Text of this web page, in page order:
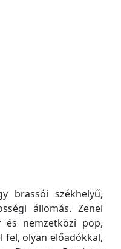
brassói székhelyű,
állomás. Zenei
és nemzetközi pop,
fel, olyan előadókkal,